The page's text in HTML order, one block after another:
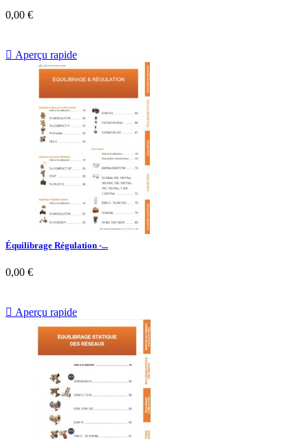
0,00 €
 Aperçu rapide
Équilibrage Régulation -...
0,00 €
 Aperçu rapide